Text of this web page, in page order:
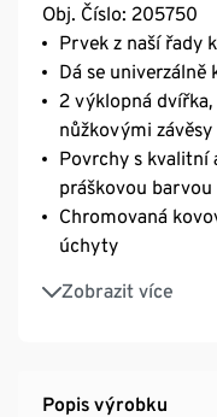
Obj. Číslo: 205750
Prvek z naší řady
Dá se
2 výklopná
nůžkovými závěsy
Povrchy s kvalitní
práškovou barvou
Chromovaná
úchyty
Zobrazit více
Včetně výškově
Popis výrobku